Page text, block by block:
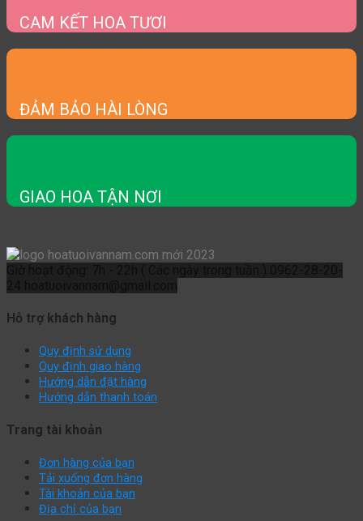
CAM KẾT HOA TƯƠI
ĐẢM BẢO HÀI LÒNG
GIAO HOA TẬN NƠI
Hỗ trợ khách hàng
Quy định sử dụng
Quy định giao hàng
Hướng dẫn đặt hàng
Hướng dẫn thanh toán
Trang tài khoản
Đơn hàng của bạn
Tải xuống đơn hàng
Tài khoản của bạn
Địa chỉ của bạn